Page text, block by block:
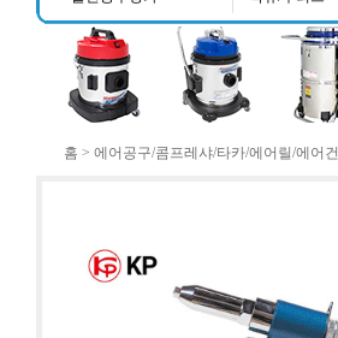
홈 > 에어공구/콤프레샤/타카/에어릴/에어건